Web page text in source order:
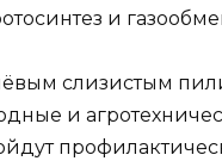
и
слизистым
и